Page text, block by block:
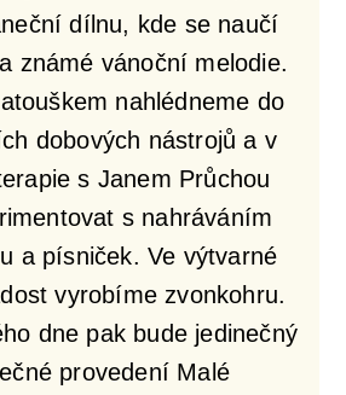
dílnu, kde se naučí
známé vánoční melodie.
nahlédneme do
dobových nástrojů a v
s Janem Průchou
s nahráváním
a písniček. Ve výtvarné
vyrobíme zvonkohru.
dne pak bude jedinečný
provedení Malé